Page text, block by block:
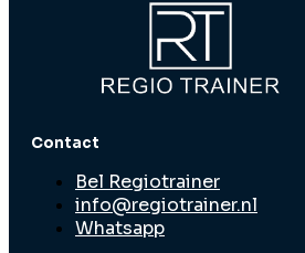
Contact
Bel Regiotrainer
info@regiotrainer.nl
Whatsapp